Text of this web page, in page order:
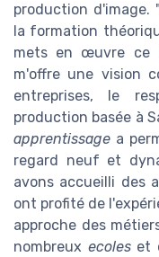
production d'image.
la formation
mets en œuvre ce
m'offre une vision
entreprises, le
production basée à
apprentissage a
regard neuf et
avons accueilli des
ont profité de
approche des
nombreux ecoleset